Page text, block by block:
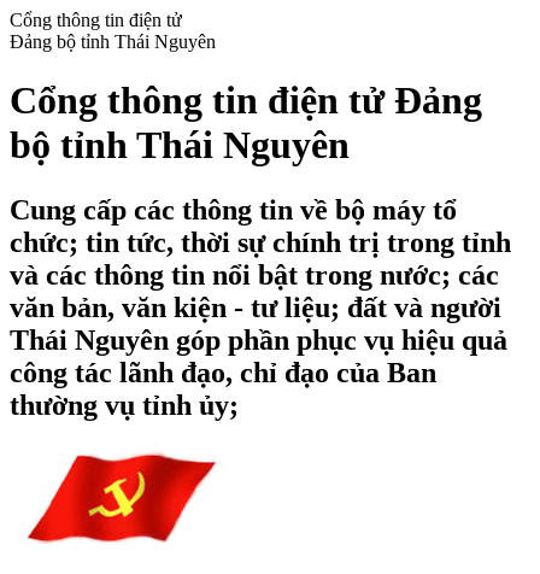
Cổng thông tin điện tử
Đảng bộ tỉnh Thái Nguyên
Cổng thông tin điện tử Đảng
bộ tỉnh Thái Nguyên
Cung cấp các thông tin về bộ máy tổ
chức; tin tức, thời sự chính trị trong tỉnh
và các thông tin nổi bật trong nước; các
văn bản, văn kiện - tư liệu; đất và người
Thái Nguyên góp phần phục vụ hiệu quả
công tác lãnh đạo, chỉ đạo của Ban
thường vụ tỉnh ủy;